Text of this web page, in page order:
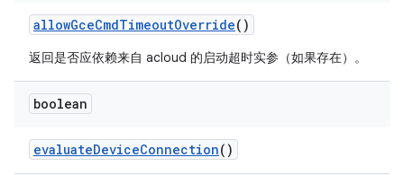
allowGceCmdTimeoutOverride()
返回是否应依赖来自 acloud 的启动超时实参（如果存在）。
boolean
evaluateDeviceConnection()